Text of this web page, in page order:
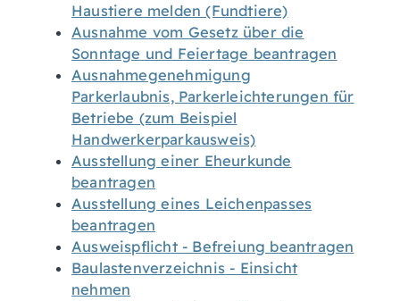
Haustiere melden (Fundtiere)
Ausnahme vom Gesetz über die
Sonntage und Feiertage beantragen
Ausnahmegenehmigung
Parkerlaubnis, Parkerleichterungen für
Betriebe (zum Beispiel
Handwerkerparkausweis)
Ausstellung einer Eheurkunde
beantragen
Ausstellung eines Leichenpasses
beantragen
Ausweispflicht - Befreiung beantragen
Baulastenverzeichnis - Einsicht
nehmen